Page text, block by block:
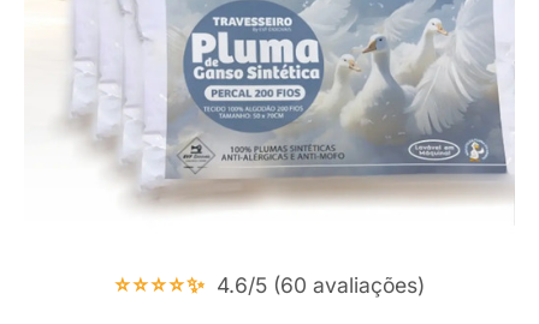
⭐⭐⭐⭐✨ 4.6/5 (60 avaliações)